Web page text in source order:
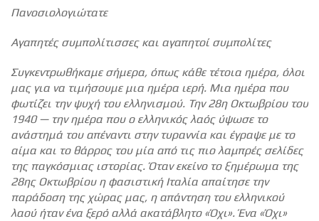
Πανοσιολογιώτατε
Αγαπητές συμπολίτισσες και αγαπητοί συμπολίτες
Συγκεντρωθήκαμε σήμερα, όπως κάθε τέτοια ημέρα, όλοι
μας για να τιμήσουμε μια ημέρα ιερή. Μια ημέρα που
φωτίζει την ψυχή του ελληνισμού. Την 28η Οκτωβρίου του
1940 — την ημέρα που ο ελληνικός λαός ύψωσε το
ανάστημά του απέναντι στην τυραννία και έγραψε με το
αίμα και το θάρρος του μία από τις πιο λαμπρές σελίδες
της παγκόσμιας ιστορίας. Όταν εκείνο το ξημέρωμα της
28ης Οκτωβρίου η φασιστική Ιταλία απαίτησε την
παράδοση της χώρας μας, η απάντηση του ελληνικού
λαού ήταν ένα ξερό αλλά ακατάβλητο «Όχι». Ένα «Όχι»